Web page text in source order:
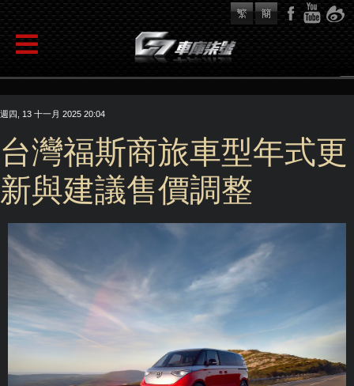
週四, 13 十一月 2025 20:04
台灣福斯商旅車型年式更
新與建議售價調整